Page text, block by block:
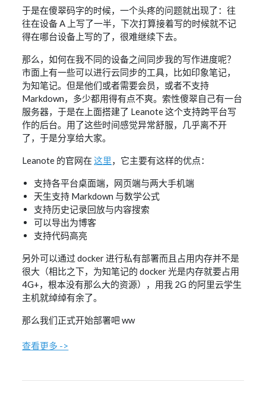
于是在傻翠码字的时候，一个头疼的问题就出现了：往
往在设备 A 上写了一半，下次打算接着写的时候就不记
得在哪台设备上写的了，很难继续下去。
那么，如何在我不同的设备之间同步我的写作进度呢？
市面上有一些可以进行云同步的工具，比如印象笔记，
为知笔记。但是他们或者需要会员，或者不支持
Markdown，多少都用得有点不爽。索性傻翠自己有一台
服务器，于是在上面搭建了 Leanote 这个支持跨平台写
作的后台。用了这些时间感觉异常舒服，几乎离不开
了，于是分享给大家。
Leanote 的官网在这里，它主要有这样的优点：
支持各平台桌面端，网页端与两大手机端
天生支持 Markdown 与数学公式
支持历史记录回放与内容搜索
可以导出为博客
支持代码高亮
另外可以通过 docker 进行私有部署而且占用内存并不是
很大（相比之下，为知笔记的 docker 光是内存就要占用
4G+，根本没有那么大的资源），用我 2G 的阿里云学生
主机就绰绰有余了。
那么我们正式开始部署吧 ww
查看更多 ->